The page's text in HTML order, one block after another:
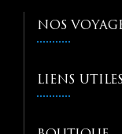
NOS
LIENS UTILES